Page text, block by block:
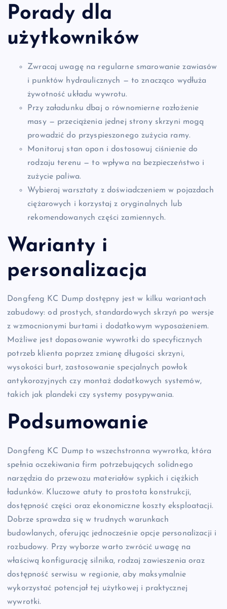
Porady dla
użytkowników
Zwracaj uwagę na regularne smarowanie zawiasów
i punktów hydraulicznych — to znacząco wydłuża
żywotność układu wywrotu.
Przy załadunku dbaj o równomierne rozłożenie
masy — przeciążenia jednej strony skrzyni mogą
prowadzić do przyspieszonego zużycia ramy.
Monitoruj stan opon i dostosowuj ciśnienie do
rodzaju terenu — to wpływa na bezpieczeństwo i
zużycie paliwa.
Wybieraj warsztaty z doświadczeniem w pojazdach
ciężarowych i korzystaj z oryginalnych lub
rekomendowanych części zamiennych.
Warianty i
personalizacja
Dongfeng KC Dump dostępny jest w kilku wariantach
zabudowy: od prostych, standardowych skrzyń po wersje
z wzmocnionymi burtami i dodatkowym wyposażeniem.
Możliwe jest dopasowanie wywrotki do specyficznych
potrzeb klienta poprzez zmianę długości skrzyni,
wysokości burt, zastosowanie specjalnych powłok
antykorozyjnych czy montaż dodatkowych systemów,
takich jak plandeki czy systemy posypywania.
Podsumowanie
Dongfeng KC Dump to wszechstronna wywrotka, która
spełnia oczekiwania firm potrzebujących solidnego
narzędzia do przewozu materiałów sypkich i ciężkich
ładunków. Kluczowe atuty to prostota konstrukcji,
dostępność części oraz ekonomiczne koszty eksploatacji.
Dobrze sprawdza się w trudnych warunkach
budowlanych, oferując jednocześnie opcje personalizacji i
rozbudowy. Przy wyborze warto zwrócić uwagę na
właściwą konfigurację silnika, rodzaj zawieszenia oraz
dostępność serwisu w regionie, aby maksymalnie
wykorzystać potencjał tej użytkowej i praktycznej
wywrotki.